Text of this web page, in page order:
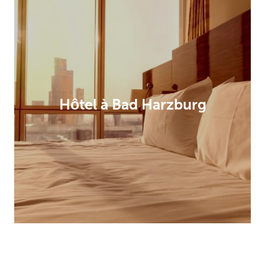
Hôtel à Bad Harzburg